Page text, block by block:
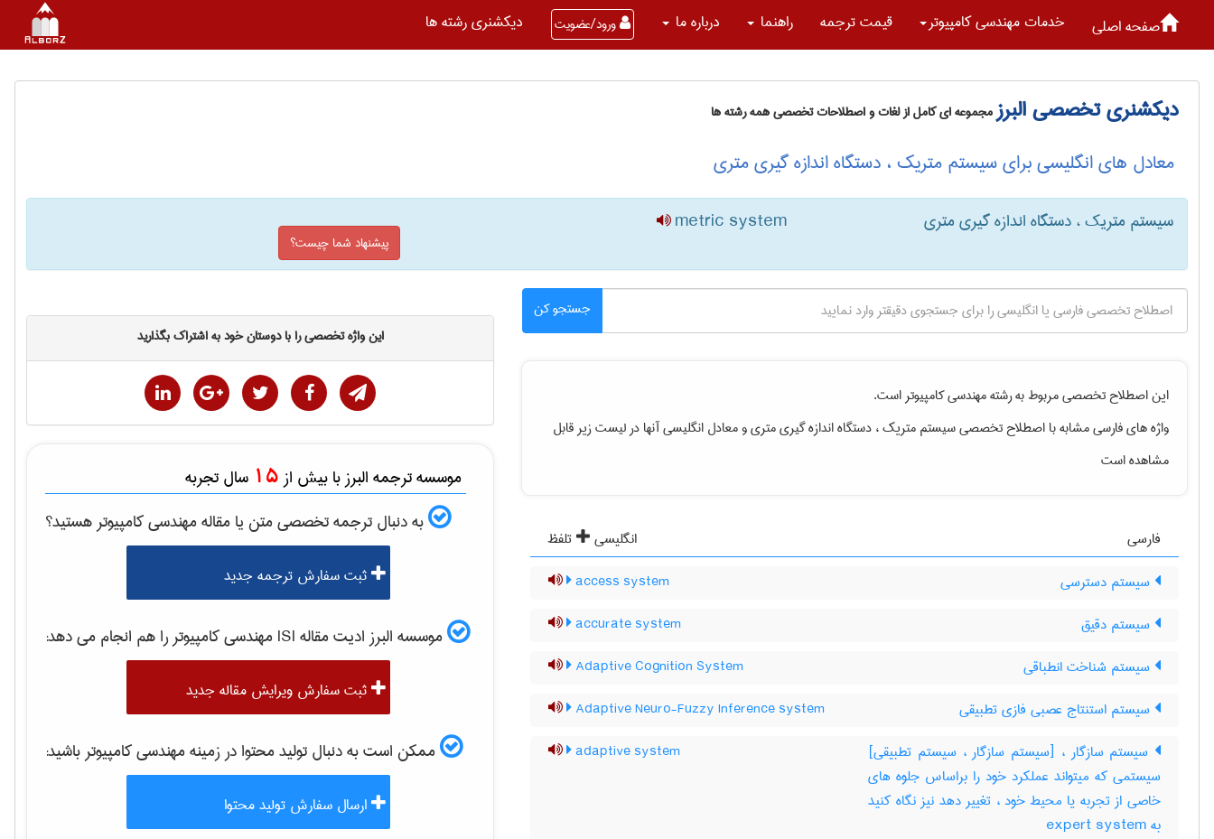
صفحه اصلی خدمات مهندسی كامپيوتر قیمت ترجمه راهنما درباره ما ورود/عضویت دیکشنری رشته ها
دیکشنری تخصصی البرزمجموعه ای کامل از لغات و اصطلاحات تخصصی همه رشته ها
معادل های انگلیسی برای سیستم متریک ، دستگاه اندازه گیری متری
سیستم متریک ، دستگاه اندازه گیری متری metric system
پیشنهاد شما چیست؟
جستجو کن
این اصطلاح تخصصی مربوط به رشتهمهندسی كامپيوتراست.
واژه های فارسی مشابه با اصطلاح تخصصیسیستم متریک ، دستگاه اندازه گیری متریو معادل انگلیسی آنها در لیست زیر قابل
مشاهده است
فارسی انگلیسی
تلفظ
سیستم دسترسی
access system
سیستم دقیق accurate system
سیستم شناخت انطباقی Adaptive Cognition System
سیستم استنتاج عصبی فازی تطبیقی Adaptive Neuro-Fuzzy Inference system
سیستم سازگار ، [سیستم سازگار ، سیستم تطبیقی]
سیستمی که میتواند عملکرد خود را براساس جلوه های
خاصی از تجربه یا محیط خود ، تغییر دهد نیز نگاه کنید
به ‎ expert system
adaptive system
این واژه تخصصی را با دوستان خود به اشتراک بگذارید
موسسه ترجمه البرز با بیش از 15 سال تجربه
به دنبال ترجمه تخصصی متن یا مقالهمهندسی كامپيوترهستید؟
ثبت سفارش ترجمه جدید
موسسه البرز ادیت مقاله ISI مهندسی كامپيوتررا هم انجام می دهد:
ثبت سفارش ویرایش مقاله جدید
ممکن است به دنبال تولید محتوا در زمینهمهندسی كامپيوترباشید:
ارسال سفارش تولید محتوا